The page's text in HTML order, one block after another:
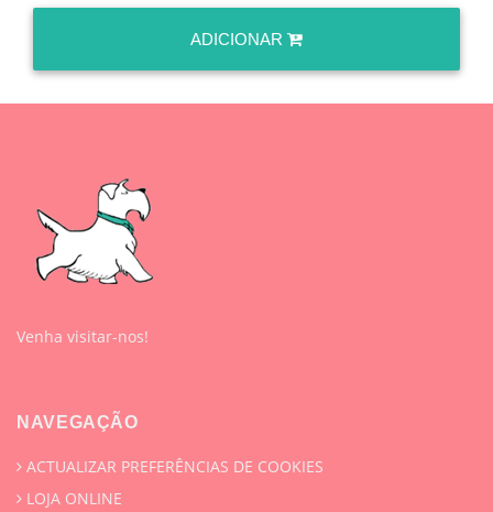
ADICIONAR
Venha visitar-nos!
NAVEGAÇÃO
ACTUALIZAR PREFERÊNCIAS DE COOKIES
LOJA ONLINE